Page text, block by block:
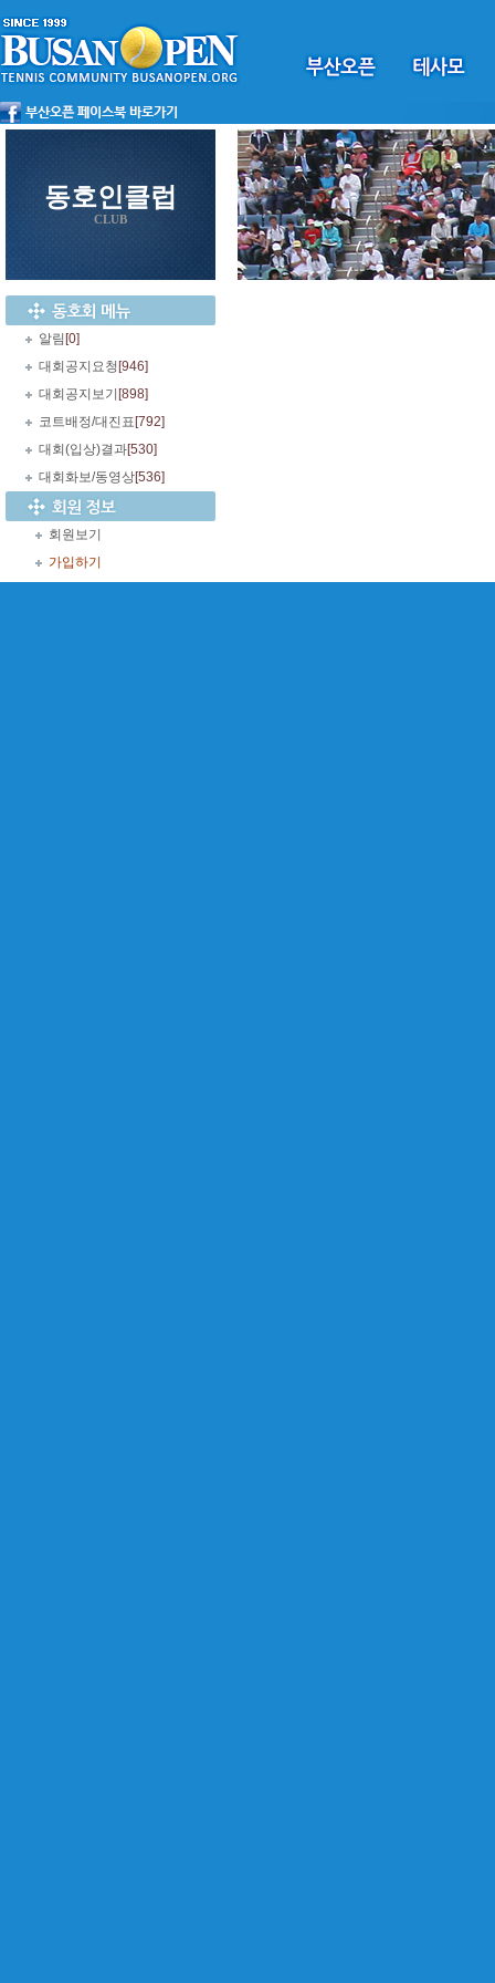
동호인클럽
CLUB
알림 [0]
대회공지요청 [946]
대회공지보기 [898]
코트배정/대진표 [792]
대회(입상)결과[530]
대회화보/동영상[536]
회원보기
가입하기